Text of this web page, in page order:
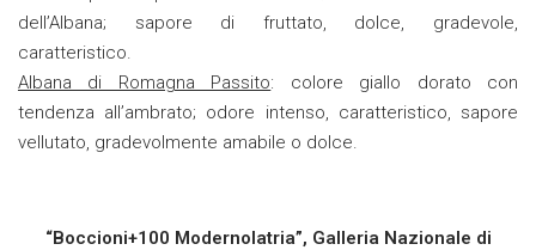
dell’Albana; sapore di fruttato, dolce, gradevole,
caratteristico.
Albana di Romagna Passito: colore giallo dorato con
tendenza all’ambrato; odore intenso, caratteristico, sapore
vellutato, gradevolmente amabile o dolce.
“Boccioni+100 Modernolatria”, Galleria Nazionale di